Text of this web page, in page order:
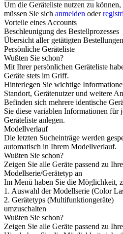
Um die Geräteliste nutzen zu können,
müssen Sie sich anmelden oder
Vorteile eines Accounts
Beschleunigung des Bestellprozesses
Übersicht aller getätigten Bestellungen
Persönliche Geräteliste
Wußten Sie schon?
Mit Ihrer persönlichen Geräteliste
Geräte stets im Griff.
Hinterlegen Sie wichtige
Standort, Gerätenutzer und weitere
Befinden sich mehrere identische
Sie diese variablen Informationen für
Geräteliste anlegen.
Modellverlauf
Die letzten Sucheinträge werden
automatisch in Ihrem Modellverlauf.
Wußten Sie schon?
Zeigen Sie alle Geräte passend zu
Modellserie/Gerätetyp an
Im Menü haben Sie die Möglichkeit,
1. Auswahl der Modellserie (Color
2. Gerätetyps (Multifunktiongeräte)
umzuschalten
Wußten Sie schon?
Zeigen Sie alle Geräte passend zu